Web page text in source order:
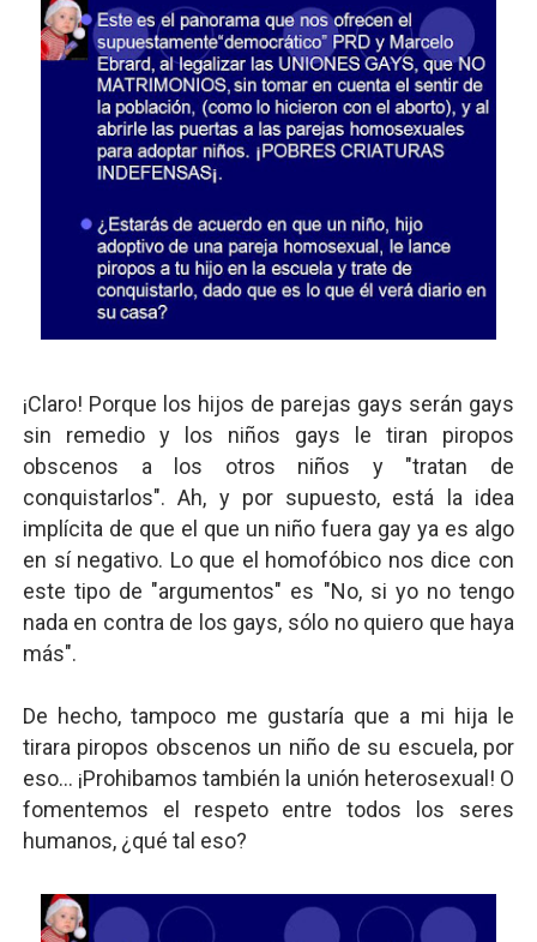
¡Claro! Porque los hijos de parejas gays serán gays
sin remedio y los niños gays le tiran piropos
obscenos a los otros niños y "tratan de
conquistarlos". Ah, y por supuesto, está la idea
implícita de que el que un niño fuera gay ya es algo
en sí negativo. Lo que el homofóbico nos dice con
este tipo de "argumentos" es "No, si yo no tengo
nada en contra de los gays, sólo no quiero que haya
más".
De hecho, tampoco me gustaría que a mi hija le
tirara piropos obscenos un niño de su escuela, por
eso... ¡Prohibamos también la unión heterosexual! O
fomentemos el respeto entre todos los seres
humanos, ¿qué tal eso?